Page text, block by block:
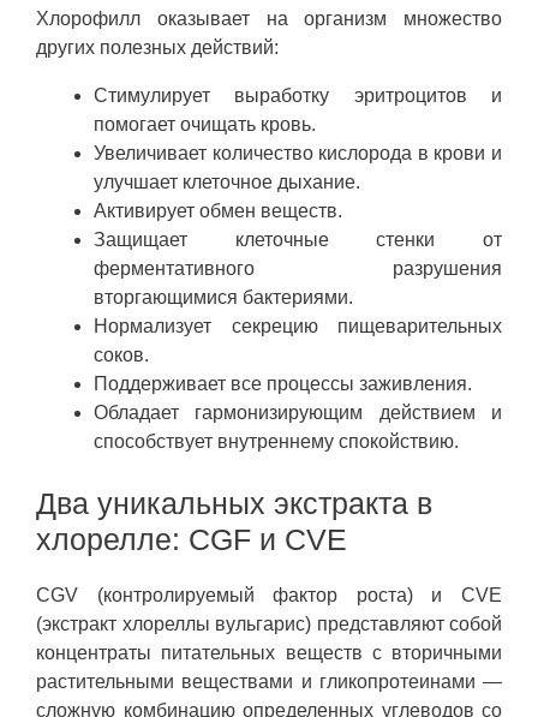
Хлорофилл оказывает на организм множество
других полезных действий:
Стимулирует выработку эритроцитов и
помогает очищать кровь.
Увеличивает количество кислорода в крови и
улучшает клеточное дыхание.
Активирует обмен веществ.
Защищает клеточные стенки от
ферментативного разрушения
вторгающимися бактериями.
Нормализует секрецию пищеварительных
соков.
Поддерживает все процессы заживления.
Обладает гармонизирующим действием и
способствует внутреннему спокойствию.
Два уникальных экстракта в
хлорелле: CGF и CVE
CGV (контролируемый фактор роста) и CVE
(экстракт хлореллы вульгарис) представляют собой
концентраты питательных веществ с вторичными
растительными веществами и гликопротеинами —
сложную комбинацию определенных углеводов со